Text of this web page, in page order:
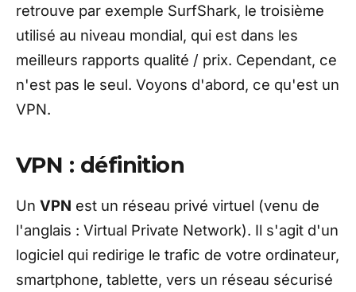
retrouve par exemple SurfShark, le troisième
utilisé au niveau mondial, qui est dans les
meilleurs rapports qualité / prix. Cependant, ce
n'est pas le seul. Voyons d'abord, ce qu'est un
VPN.
VPN : définition
Un VPN est un réseau privé virtuel (venu de
l'anglais : Virtual Private Network). Il s'agit d'un
logiciel qui redirige le trafic de votre ordinateur,
smartphone, tablette, vers un réseau sécurisé